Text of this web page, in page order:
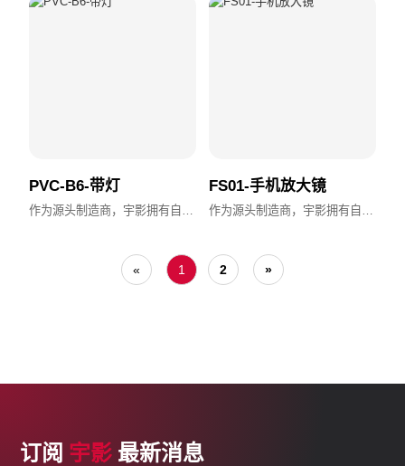
PVC-B6-带灯
作为源头制造商，宇影拥有自主设计、模具加工与全流程生产能力，支持OEM/ODM，交付快速，品质稳定。
FS01-手机放大镜
作为源头制造商，宇影拥有自主设计、模具加工与全流程生产能力，支持OEM/ODM，交付快速，品质稳定。
« 1 2 »
订阅 宇影 最新消息